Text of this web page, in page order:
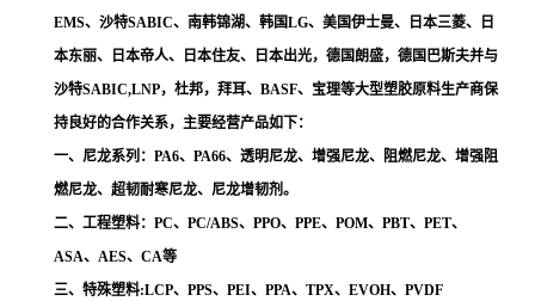
EMS、沙特SABIC、南韩锦湖、韩国LG、美国伊士曼、日本三菱、日
本东丽、日本帝人、日本住友、日本出光，德国朗盛，德国巴斯夫并与
沙特SABIC,LNP，杜邦，拜耳、BASF、宝理等大型塑胶原料生产商保
持良好的合作关系，主要经营产品如下：
一、尼龙系列：PA6、PA66、透明尼龙、增强尼龙、阻燃尼龙、增强阻
燃尼龙、超韧耐寒尼龙、尼龙增韧剂。
二、工程塑料：PC、PC/ABS、PPO、PPE、POM、PBT、PET、
ASA、AES、CA等
三、特殊塑料:LCP、PPS、PEI、PPA、TPX、EVOH、PVDF